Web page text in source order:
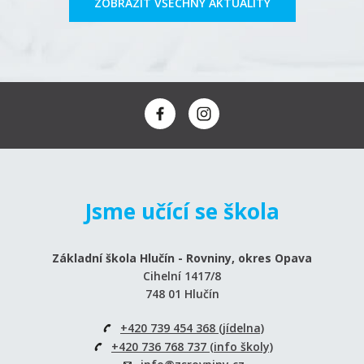
Jsme učící se škola
Základní škola Hlučín - Rovniny, okres Opava
Cihelní 1417/8
748 01 Hlučín
+420 739 454 368 (jídelna)
+420 736 768 737 (info školy)